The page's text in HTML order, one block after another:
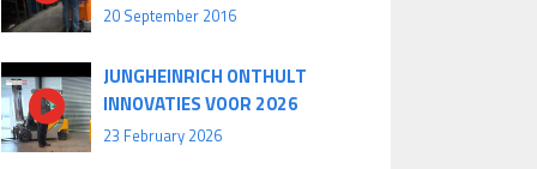
20 September 2016
JUNGHEINRICH ONTHULT
INNOVATIES VOOR 2026
23 February 2026